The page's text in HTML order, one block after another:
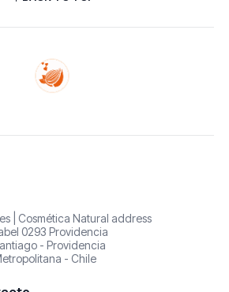
| Cosmética Natural address
0293 Providencia
- Providencia
- Chile